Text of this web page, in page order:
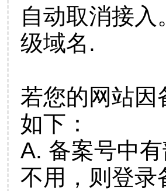
自动取消接
级域名.
若您的网站因
如下：
A. 备案号中
不用，则登录